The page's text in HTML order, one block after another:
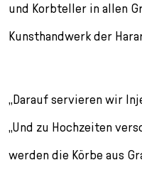
und Korbteller in allen
Kunsthandwerk der
„Darauf servieren wir
„Und zu Hochzeiten
werden die Körbe aus